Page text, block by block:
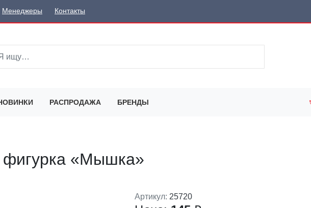
Менеджеры Контакты
РАСПРОДАЖА БРЕНДЫ
фигурка «Мышка»
Артикул: 25720